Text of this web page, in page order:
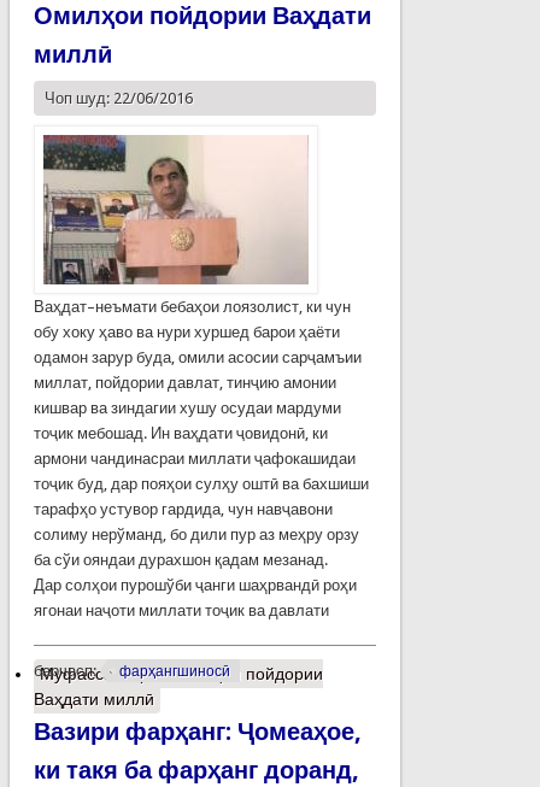
Омилҳои пойдории Ваҳдати
миллӣ
Чоп шуд: 22/06/2016
Ваҳдат–неъмати бебаҳои лоязолист, ки чун
обу хоку ҳаво ва нури хуршед барои ҳаёти
одамон зарур буда, омили асосии сарҷамъии
миллат, пойдории давлат, тинҷию амонии
кишвар ва зиндагии хушу осудаи мардуми
тоҷик мебошад. Ин ваҳдати ҷовидонӣ, ки
армони чандинасраи миллати ҷафокашидаи
тоҷик буд, дар пояҳои сулҳу оштӣ ва бахшиши
тарафҳо устувор гардида, чун навҷавони
солиму нерўманд, бо дили пур аз меҳру орзу
ба сўи ояндаи дурахшон қадам мезанад.
Дар солҳои пурошўби ҷанги шаҳрвандӣ роҳи
ягонаи наҷоти миллати тоҷик ва давлати
барчасп: фарҳангшиносӣ
Муфассалтаро Омилҳои пойдории
Ваҳдати миллӣ
Вазири фарҳанг: Ҷомеаҳое,
ки такя ба фарҳанг доранд,